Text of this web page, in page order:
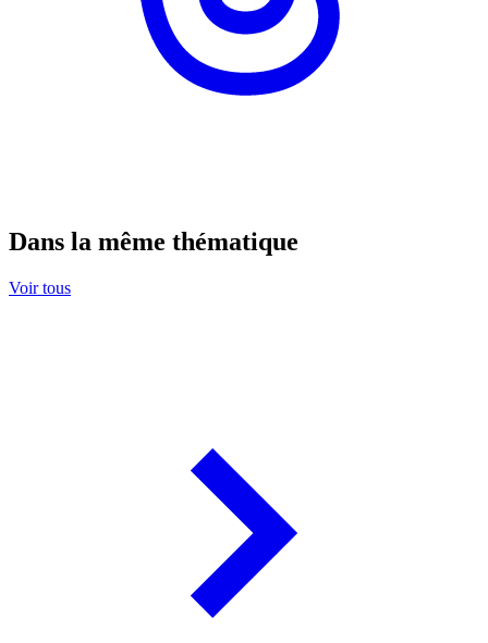
Dans la même thématique
Voir tous